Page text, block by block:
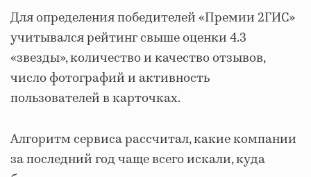
Для определения победителей «Премии 2ГИС»
учитывался рейтинг свыше оценки 4.3
«звезды», количество и качество отзывов,
число фотографий и активность
пользователей в карточках.
Алгоритм сервиса рассчитал, какие компании
за последний год чаще всего искали, куда